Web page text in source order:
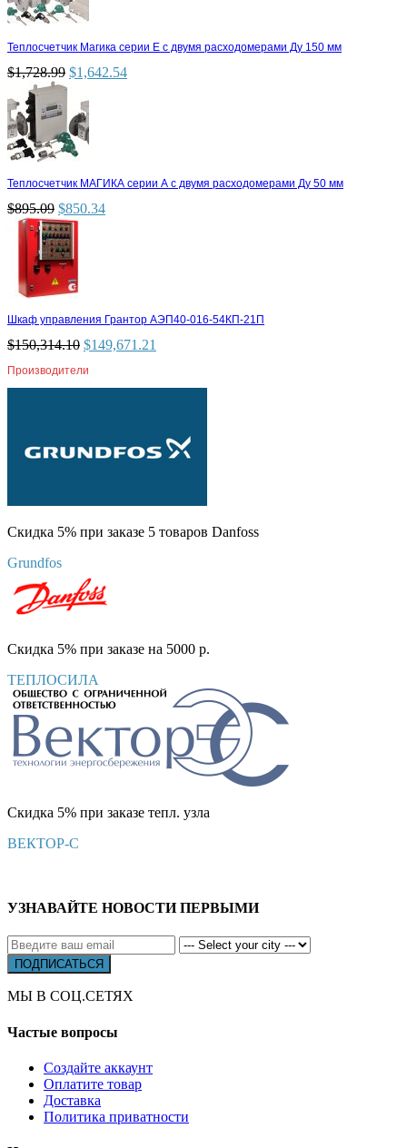
Теплосчетчик Магика серии Е с двумя расходомерами Ду 150 мм
$1,728.99 $1,642.54
Теплосчетчик МАГИКА серии А с двумя расходомерами Ду 50 мм
$895.09 $850.34
Шкаф управления Грантор АЭП40-016-54КП-21П
$150,314.10 $149,671.21
Производители
Скидка 5% при заказе 5 товаров Danfoss
Grundfos
Скидка 5% при заказе на 5000 р.
ТЕПЛОСИЛА
Скидка 5% при заказе тепл. узла
ВЕКТОР-С
УЗНАВАЙТЕ НОВОСТИ ПЕРВЫМИ
МЫ В СОЦ.СЕТЯХ
Частые вопросы
Создайте аккаунт
Оплатите товар
Доставка
Политика приватности